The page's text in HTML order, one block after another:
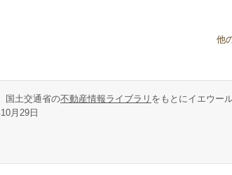
他
国土交通省の不動産情報ライブラリ をもとにイエウー
月29日